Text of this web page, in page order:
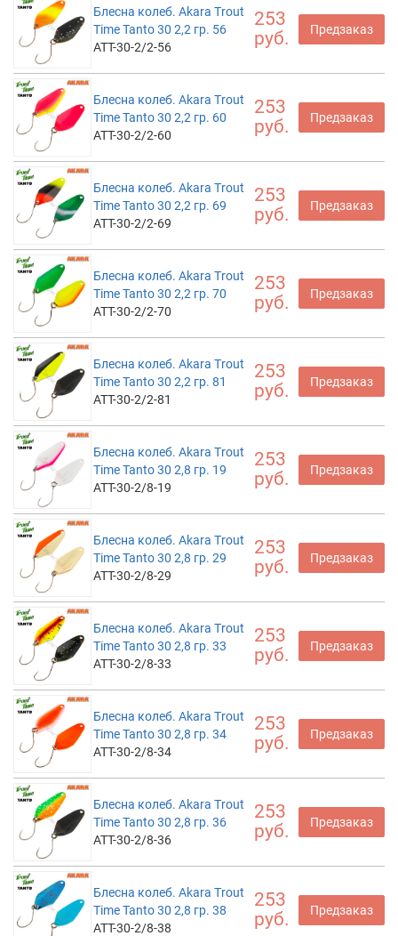
Блесна колеб. Akara Trout
Time Tanto 30 2,2 гр. 56
ATT-30-2/2-56
253
руб.
Предзаказ
Блесна колеб. Akara Trout
Time Tanto 30 2,2 гр. 60
ATT-30-2/2-60
253
руб.
Предзаказ
Блесна колеб. Akara Trout
Time Tanto 30 2,2 гр. 69
ATT-30-2/2-69
253
руб.
Предзаказ
Блесна колеб. Akara Trout
Time Tanto 30 2,2 гр. 70
ATT-30-2/2-70
253
руб.
Предзаказ
Блесна колеб. Akara Trout
Time Tanto 30 2,2 гр. 81
ATT-30-2/2-81
253
руб.
Предзаказ
Блесна колеб. Akara Trout
Time Tanto 30 2,8 гр. 19
ATT-30-2/8-19
253
руб.
Предзаказ
Блесна колеб. Akara Trout
Time Tanto 30 2,8 гр. 29
ATT-30-2/8-29
253
руб.
Предзаказ
Блесна колеб. Akara Trout
Time Tanto 30 2,8 гр. 33
ATT-30-2/8-33
253
руб.
Предзаказ
Блесна колеб. Akara Trout
Time Tanto 30 2,8 гр. 34
ATT-30-2/8-34
253
руб.
Предзаказ
Блесна колеб. Akara Trout
Time Tanto 30 2,8 гр. 36
ATT-30-2/8-36
253
руб.
Предзаказ
Блесна колеб. Akara Trout
Time Tanto 30 2,8 гр. 38
ATT-30-2/8-38
253
руб.
Предзаказ